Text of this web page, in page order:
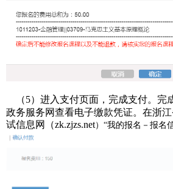
（5）进入支付页面，完成支付。完
政务服务网查看电子缴款凭证。在浙
试信息网（zk.zjzs.net）“我的报名－报名